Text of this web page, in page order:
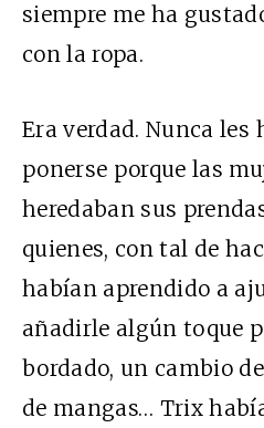
siempre me ha
con la ropa.
Era verdad. Nunca les
ponerse porque las
heredaban sus
quienes, con tal de
habían aprendido a
añadirle algún toque
bordado, un cambio
de mangas… Trix